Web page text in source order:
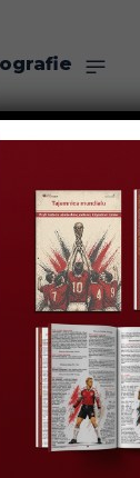
LIG I
2022